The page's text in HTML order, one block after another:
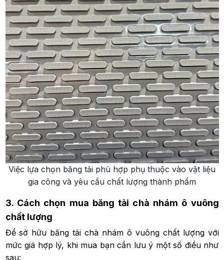
Việc lựa chọn băng tải phù hợp phụ thuộc vào vật liệu
gia công và yêu cầu chất lượng thành phẩm
3. Cách chọn mua băng tải chà nhám ô vuông
chất lượng
Để sở hữu băng tải chà nhám ô vuông chất lượng với
mức giá hợp lý, khi mua bạn cần lưu ý một số điều như
sau: